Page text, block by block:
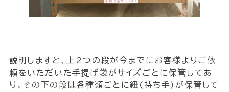
説明しますと、上2つの段が今までにお客様よりご依
頼をいただいた手提げ袋がサイズごとに保管してあ
り、その下の段は各種類ごとに紐(持ち手)が保管して